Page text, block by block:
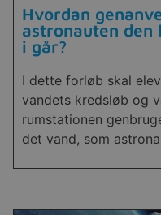
Hvordan
astronauten den
i går?
I dette forløb skal
vandets kredsløb og
rumstationen
det vand, som